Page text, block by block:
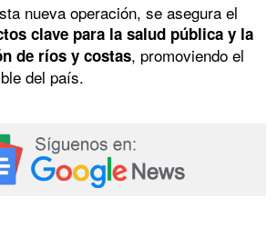
nueva operación, se asegura el
clave para la salud pública y la
de ríos y costas, promoviendo el
del país.